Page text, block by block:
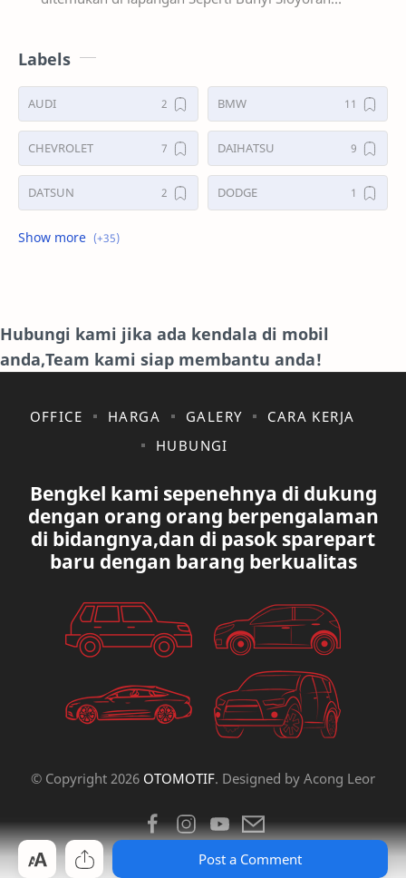
Post a Comment
Labels
AUDI BMW
CHEVROLET DAIHATSU
DATSUN DODGE
FORD
INTERNET ISUZU
JAGUAR. KAKI-KAKI
KIA KONSULTASI
MAZDA MERCEDES BANZ
MITSUBISHI MUSIK
PAUGEOT PETA
PORUM
PROTON RANGE ROVER
RECK STERING REK ELETRICK
SCOKBEKER
SPOORING SUBARU
Hubungi kami jika ada kendala di mobil
anda,Team kami siap membantu anda!
OFFICE HARGA GALERY
CARA KERJA
HUBUNGI
Bengkel kami sepenehnya di dukung
dengan orang orang berpengalaman
di bidangnya,dan di pasok sparepart
baru dengan barang berkualitas
© Copyright 2026 OTOMOTIF. Designed by Acong Leor